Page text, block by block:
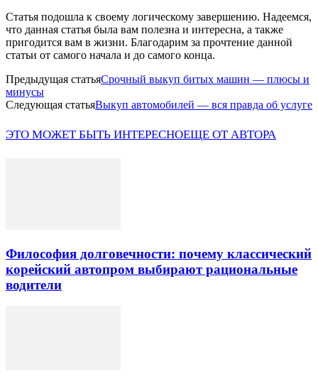
Статья подошла к своему логическому завершению. Надеемся,
что данная статья была вам полезна и интересна, а также
пригодится вам в жизни. Благодарим за прочтение данной
статьи от самого начала и до самого конца.
Предыдущая статьяСрочный выкуп битых машин — плюсы и
минусы
Следующая статьяВыкуп автомобилей — вся правда об услуге
ЭТО МОЖЕТ БЫТЬ ИНТЕРЕСНОЕЩЕ ОТ АВТОРА
Философия долговечности: почему классический
корейский автопром выбирают рациональные
водители